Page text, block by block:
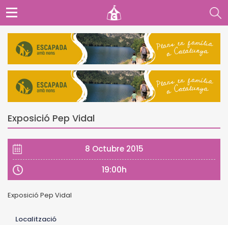
Exposició Pep Vidal
8 Octubre 2015
19:00h
Exposició Pep Vidal
Localització